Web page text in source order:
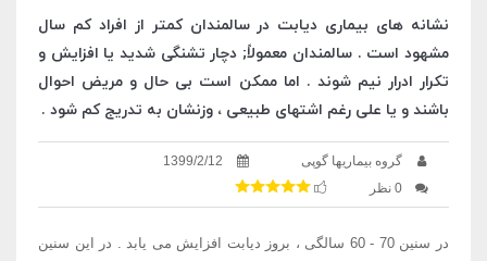
نشانه های بیماری دیابت در سالمندان کمتر از افراد کم سال
مشهود است . سالمندان معمولاً; دچار تشنگی شدید یا افزایش و
تکرار ادرار نیم شوند . اما ممکن است بی حال و مریض احوال
باشند و یا علی رغم اشتهای طبیعی ، وزنشان به تدریج کم شود .
گروه بیماریها گوپی
1399/2/12
0 نظر
در سنین 70 - 60 سالگی ، بروز دیابت افزایش می یابد . در این سنین